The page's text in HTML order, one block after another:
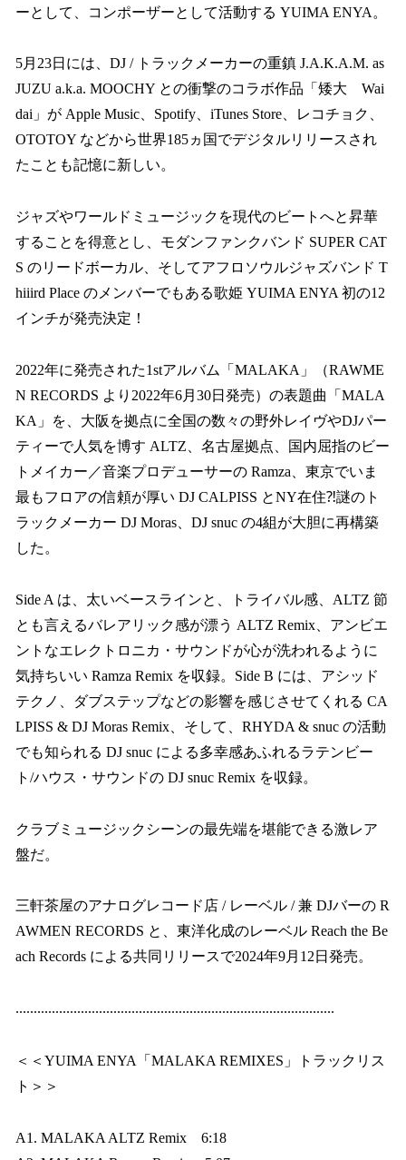
ーとして、コンポーザーとして活動する YUIMA ENYA。
5月23日には、DJ / トラックメーカーの重鎮 J.A.K.A.M. as
JUZU a.k.a. MOOCHY との衝撃のコラボ作品「矮大 Wai
dai」が Apple Music、Spotify、iTunes Store、レコチョク、
OTOTOY などから世界185ヵ国でデジタルリリースされ
たことも記憶に新しい。
ジャズやワールドミュージックを現代のビートへと昇華
することを得意とし、モダンファンクバンド SUPER CAT
S のリードボーカル、そしてアフロソウルジャズバンド T
hiiird Place のメンバーでもある歌姫 YUIMA ENYA 初の12
インチが発売決定！
2022年に発売された1stアルバム「MALAKA」（RAWME
N RECORDS より2022年6月30日発売）の表題曲「MALA
KA」を、大阪を拠点に全国の数々の野外レイヴやDJパー
ティーで人気を博す ALTZ、名古屋拠点、国内屈指のビー
トメイカー／音楽プロデューサーの Ramza、東京でいま
最もフロアの信頼が厚い DJ CALPISS とNY在住⁈謎のト
ラックメーカー DJ Moras、DJ snuc の4組が大胆に再構築
した。
Side A は、太いベースラインと、トライバル感、ALTZ 節
とも言えるバレアリック感が漂う ALTZ Remix、アンビエ
ントなエレクトロニカ・サウンドが心が洗われるように
気持ちいい Ramza Remix を収録。Side B には、アシッド
テクノ、ダブステップなどの影響を感じさせてくれる CA
LPISS & DJ Moras Remix、そして、RHYDA & snuc の活動
でも知られる DJ snuc による多幸感あふれるラテンビー
ト/ハウス・サウンドの DJ snuc Remix を収録。
クラブミュージックシーンの最先端を堪能できる激レア
盤だ。
三軒茶屋のアナログレコード店 / レーベル / 兼 DJバーの R
AWMEN RECORDS と、東洋化成のレーベル Reach the Be
ach Records による共同リリースで2024年9月12日発売。
........................................................................................
＜＜YUIMA ENYA「MALAKA REMIXES」トラックリス
ト＞＞
A1. MALAKA ALTZ Remix 6:18